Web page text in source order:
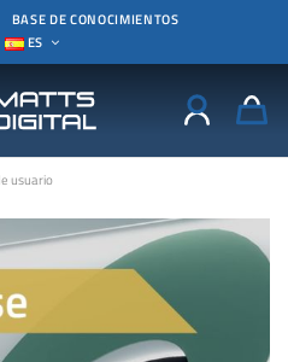
BASE DE CONOCIMIENTOS
ES
usuario